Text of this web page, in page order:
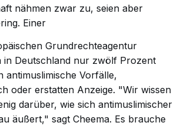
nähmen zwar zu, seien aber
Einer
Grundrechteagentur
in Deutschland nur zwölf Prozent
antimuslimische Vorfälle,
oder erstatten Anzeige. "Wir wissen
darüber, wie sich antimuslimischer
äußert," sagt Cheema. Es brauche